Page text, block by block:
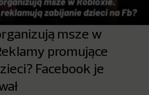
msze w
promujące
Facebook je